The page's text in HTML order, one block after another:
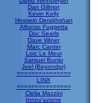
Dan Gillmor
Kevin Kelly
Hossein Derakhshan
Alfonso Fuggetta
Doc Searls
Dave Winer
Marc Canter
Loic Le Meur
Samuel Bunkr
Joel (Beyondpr)
===============
LINX
===============
Clelia Mazzini
Innov'azione